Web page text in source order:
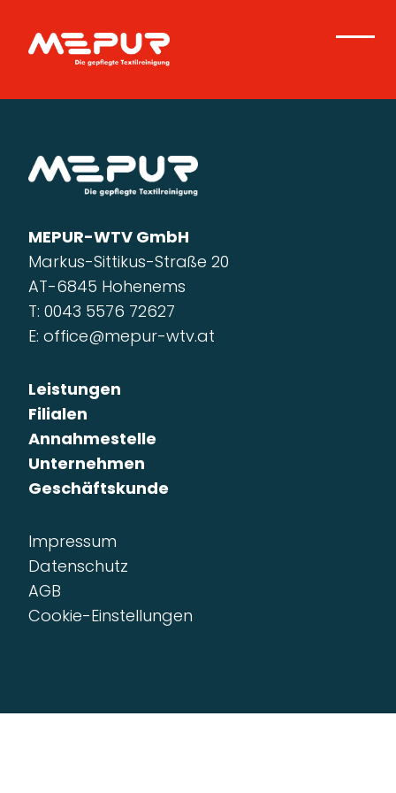
MEPUR-WTV GmbH
Markus-Sittikus-Straße 20
AT-6845 Hohenems
T: 0043 5576 72627
E: office@mepur-wtv.at
Leistungen
Filialen
Annahmestelle
Unternehmen
Geschäftskunde
Impressum
Datenschutz
AGB
Cookie-Einstellungen